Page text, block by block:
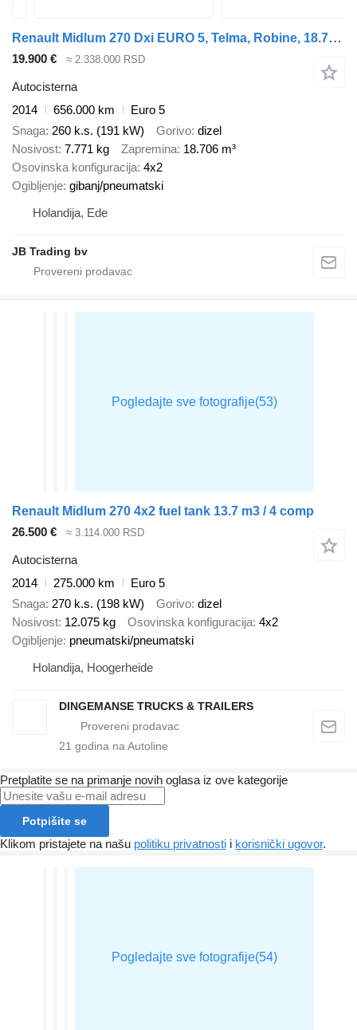
Renault Midlum 270 Dxi EURO 5, Telma, Robine, 18.709 L, Handgeschakeld
19.900 € ≈ 2.338.000 RSD
Autocisterna
2014
656.000 km
Euro 5
Snaga 260 k.s. (191 kW) Gorivo dizel
Nosivost 7.771 kg Zapremina 18.706 m³
Osovinska konfiguracija 4x2
Ogibljenje gibanj/pneumatski
Holandija, Ede
JB Trading bv
Renault Midlum 270 4x2 fuel tank 13.7 m3 / 4 comp
26.500 €
≈ 3.114.000 RSD
Autocisterna
2014
275.000 km
Euro 5
Snaga 270 k.s. (198 kW) Gorivo dizel
Nosivost 12.075 kg Osovinska konfiguracija 4x2
Ogibljenje pneumatski/pneumatski
Holandija, Hoogerheide
DINGEMANSE TRUCKS & TRAILERS
21 godina na Autoline
Pretplatite se na primanje novih oglasa iz ove kategorije
Potpišite se
Klikom pristajete na našu politiku privatnosti i korisnički ugovor.